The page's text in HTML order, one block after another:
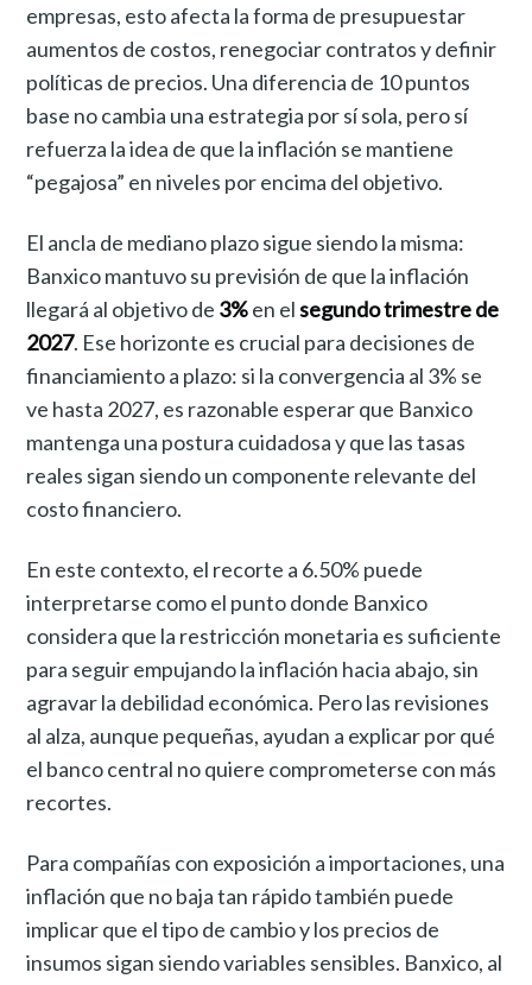
empresas, esto afecta la forma de presupuestar
aumentos de costos, renegociar contratos y definir
políticas de precios. Una diferencia de 10 puntos
base no cambia una estrategia por sí sola, pero sí
refuerza la idea de que la inflación se mantiene
“pegajosa” en niveles por encima del objetivo.
El ancla de mediano plazo sigue siendo la misma:
Banxico mantuvo su previsión de que la inflación
llegará al objetivo de 3%en elsegundo trimestre de
2027. Ese horizonte es crucial para decisiones de
financiamiento a plazo: si la convergencia al 3% se
ve hasta 2027, es razonable esperar que Banxico
mantenga una postura cuidadosa y que las tasas
reales sigan siendo un componente relevante del
costo financiero.
En este contexto, el recorte a 6.50% puede
interpretarse como el punto donde Banxico
considera que la restricción monetaria es suficiente
para seguir empujando la inflación hacia abajo, sin
agravar la debilidad económica. Pero las revisiones
al alza, aunque pequeñas, ayudan a explicar por qué
el banco central no quiere comprometerse con más
recortes.
Para compañías con exposición a importaciones, una
inflación que no baja tan rápido también puede
implicar que el tipo de cambio y los precios de
insumos sigan siendo variables sensibles. Banxico, al